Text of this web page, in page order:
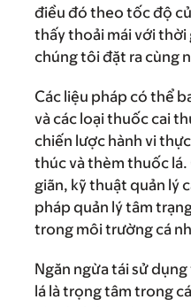
điều đó theo tốc độ
thấy thoải mái với thời
chúng tôi đặt ra cùng
Các liệu pháp có thể
và các loại thuốc cai
chiến lược hành vi
thúc và thèm thuốc
giãn, kỹ thuật quản lý
pháp quản lý tâm
trong môi trường cá
Ngăn ngừa tái sử
lá là trọng tâm trong